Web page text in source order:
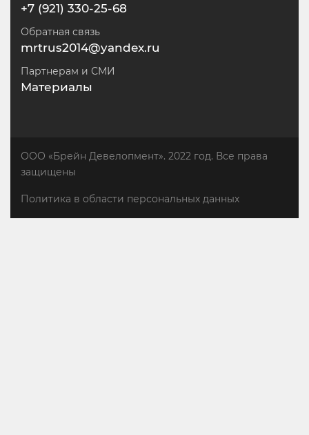
+7 (921) 330-25-68
Обратная связь
mrtrus2014@yandex.ru
Партнерам и СМИ
Материалы
ООО «Брейн Девелопмент». 2022 год. Все права
защищены
Политика в области персональных данных